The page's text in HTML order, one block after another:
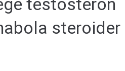
testosteron
steroider